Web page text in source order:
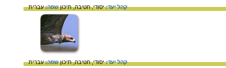
קהל יעד:יסודי,חטיבה,תיכוןשפה:עברית
קהל יעד:יסודי,חטיבה,תיכוןשפה:עברית